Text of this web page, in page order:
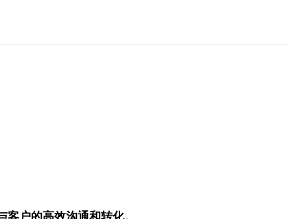
户的高效沟通和转化。